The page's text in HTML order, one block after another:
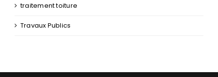
traitement toiture
Travaux Publics